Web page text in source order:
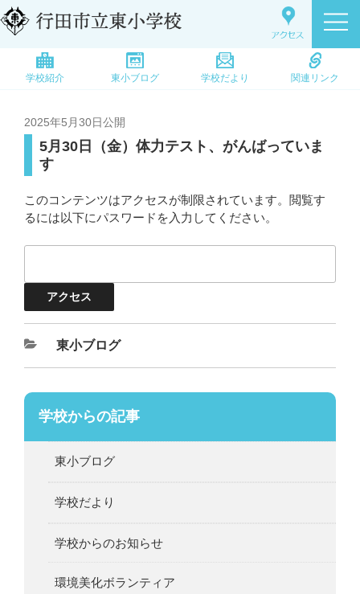
学校紹介 東小ブログ 学校だより 関連リンク
2025年5月30日公開
5月30日（金）体力テスト、がんばっていま
す
このコンテンツはアクセスが制限されています。閲覧す
るには以下にパスワードを入力してください。
東小ブログ
学校からの記事
東小ブログ
学校だより
学校からのお知らせ
環境美化ボランティア